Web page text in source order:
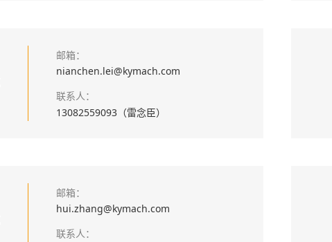
邮箱：
nianchen.lei@kymach.com
联系人：
13082559093（雷念臣）
邮箱：
hui.zhang@kymach.com
联系人：